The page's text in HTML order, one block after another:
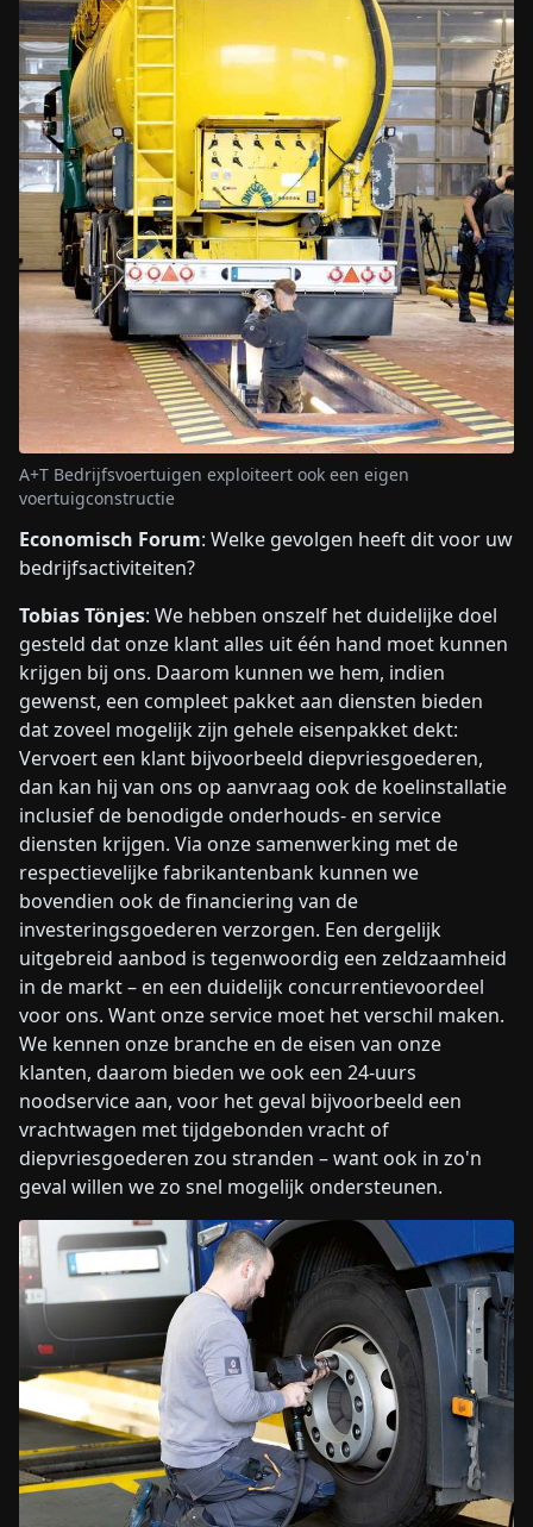
A+T Bedrijfsvoertuigen exploiteert ook een eigen
voertuigconstructie
Economisch Forum: Welke gevolgen heeft dit voor uw
bedrijfsactiviteiten?
Tobias Tönjes: We hebben onszelf het duidelijke doel
gesteld dat onze klant alles uit één hand moet kunnen
krijgen bij ons. Daarom kunnen we hem, indien
gewenst, een compleet pakket aan diensten bieden
dat zoveel mogelijk zijn gehele eisenpakket dekt:
Vervoert een klant bijvoorbeeld diepvriesgoederen,
dan kan hij van ons op aanvraag ook de koelinstallatie
inclusief de benodigde onderhouds- en service
diensten krijgen. Via onze samenwerking met de
respectievelijke fabrikantenbank kunnen we
bovendien ook de financiering van de
investeringsgoederen verzorgen. Een dergelijk
uitgebreid aanbod is tegenwoordig een zeldzaamheid
in de markt – en een duidelijk concurrentievoordeel
voor ons. Want onze service moet het verschil maken.
We kennen onze branche en de eisen van onze
klanten, daarom bieden we ook een 24-uurs
noodservice aan, voor het geval bijvoorbeeld een
vrachtwagen met tijdgebonden vracht of
diepvriesgoederen zou stranden – want ook in zo'n
geval willen we zo snel mogelijk ondersteunen.